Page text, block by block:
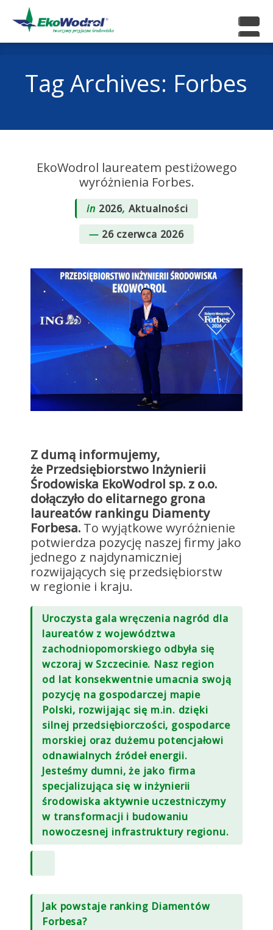
Tag Archives: Forbes
EkoWodrol laureatem pestiżowego
wyróżnienia Forbes.
in 2026, Aktualności
26 czerwca 2026
Z dumą informujemy,
że Przedsiębiorstwo Inżynierii
Środowiska EkoWodrol sp. z o.o.
dołączyło do elitarnego grona
laureatów rankingu Diamenty
Forbesa. To wyjątkowe wyróżnienie
potwierdza pozycję naszej firmy jako
jednego z najdynamiczniej
rozwijających się przedsiębiorstw
w regionie i kraju.
Uroczysta gala wręczenia nagród dla
laureatów z województwa
zachodniopomorskiego odbyła się
wczoraj w Szczecinie. Nasz region
od lat konsekwentnie umacnia swoją
pozycję na gospodarczej mapie
Polski, rozwijając się m.in. dzięki
silnej przedsiębiorczości, gospodarce
morskiej oraz dużemu potencjałowi
odnawialnych źródeł energii.
Jesteśmy dumni, że jako firma
specjalizująca się w inżynierii
środowiska aktywnie uczestniczymy
w transformacji i budowaniu
nowoczesnej infrastruktury regionu.
Jak powstaje ranking Diamentów
Forbesa?